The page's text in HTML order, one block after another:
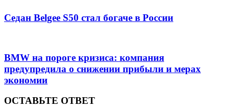
Седан Belgee S50 стал богаче в России
BMW на пороге кризиса: компания
предупредила о снижении прибыли и мерах
экономии
ОСТАВЬТЕ ОТВЕТ